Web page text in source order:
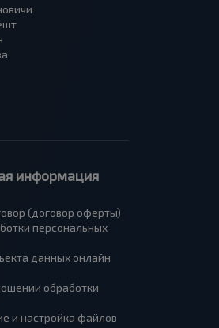
информация
(договор оферты)
персональных
данных онлайн
обработки
и настройка файлов